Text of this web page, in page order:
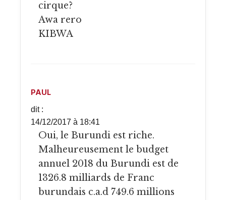
cirque?
Awa rero
KIBWA
PAUL
dit :
14/12/2017 à 18:41
Oui, le Burundi est riche.
Malheureusement le budget
annuel 2018 du Burundi est de
1326.8 milliards de Franc
burundais c.a.d 749.6 millions